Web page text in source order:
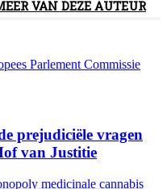
VAN DEZE AUTEUR
prejudiciële vragen
van Justitie